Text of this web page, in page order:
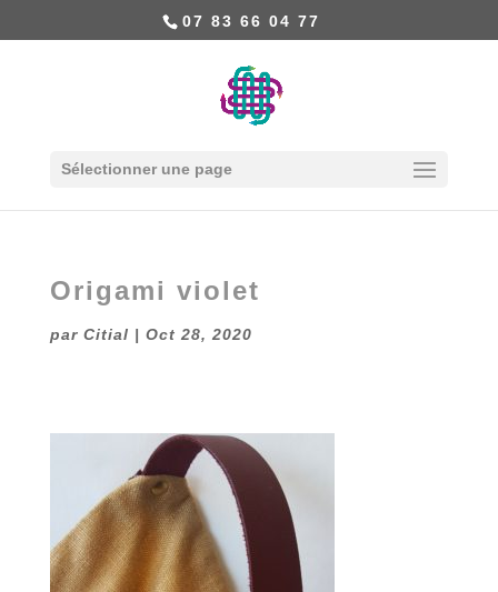
07 83 66 04 77
Sélectionner une page
Origami violet
par Citial | Oct 28, 2020